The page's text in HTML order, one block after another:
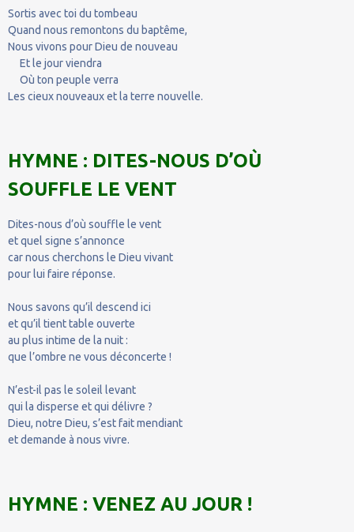
Sortis avec toi du tombeau
Quand nous remontons du baptême,
Nous vivons pour Dieu de nouveau
Et le jour viendra
Où ton peuple verra
Les cieux nouveaux et la terre nouvelle.
HYMNE : DITES-NOUS D’OÙ
SOUFFLE LE VENT
Dites-nous d’où souffle le vent
et quel signe s’annonce
car nous cherchons le Dieu vivant
pour lui faire réponse.
Nous savons qu’il descend ici
et qu’il tient table ouverte
au plus intime de la nuit :
que l’ombre ne vous déconcerte !
N’est-il pas le soleil levant
qui la disperse et qui délivre ?
Dieu, notre Dieu, s’est fait mendiant
et demande à nous vivre.
HYMNE : VENEZ AU JOUR !